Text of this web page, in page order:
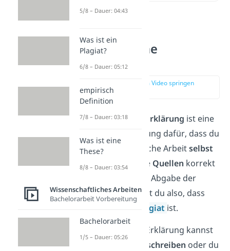
Was ist eine
eidesstattliche
Erklärung?
zur Stelle im Video springen
Dieeidesstattliche Erklärung ist eine
schriftliche Bestätigung dafür, dass du
deine wissenschaftliche Arbeitselbst
geschriebenund alle Quellen korrekt
angegeben hast. Mit Abgabe der
Erklärung versicherst du also, dass
Plagiat ist.
Eine eidesstattliche Erklärung kannst
du entweder
selbst schreiben oder du
5/8 – Dauer: 04:43
Was ist ein
Plagiat?
6/8 – Dauer: 05:12
empirisch
Definition
7/8 – Dauer: 03:18
Was ist eine
These?
8/8 – Dauer: 03:54
Wissenschaftliches Arbeiten
Bachelorarbeit Vorbereitung
Bachelorarbeit
1/5 – Dauer: 05:26